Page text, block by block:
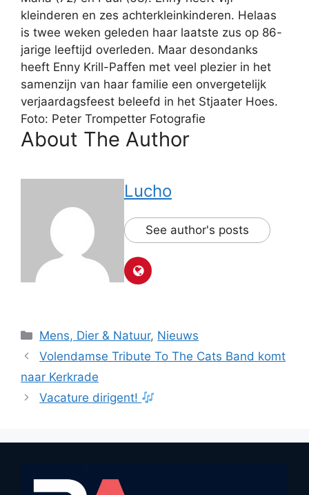
kleinderen en zes achterkleinkinderen. Helaas
is twee weken geleden haar laatste zus op 86-
jarige leeftijd overleden. Maar desondanks
heeft Enny Krill-Paffen met veel plezier in het
samenzijn van haar familie een onvergetelijk
verjaardagsfeest beleefd in het Stjaater Hoes.
Foto: Peter Trompetter Fotografie
About The Author
Lucho
See author's posts
Categorieën
Mens, Dier & Natuur, Nieuws
Volendamse Tribute To The Cats Band komt
naar Kerkrade
Vacature dirigent!